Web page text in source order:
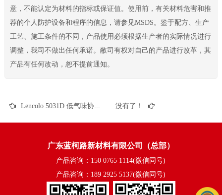
意，不能认定为材料的指标或保证值。使用前，有关材料危害和推
荐的个人防护设备和程序的信息，请参见MSDS。鉴于配方、生产
工艺、施工条件的不同，产品使用必须根据生产者的实际情况进行
调整，我司不做出任何承诺。敝司有权对自己的产品进行改革，其
产品有任何改动，恕不提前通知。
没有了！
广东蓝柯路新材料有限公司（总部）
产品咨询：150 0765 1114(微信同号)
产品咨询：189 2925 5137(微信同号)